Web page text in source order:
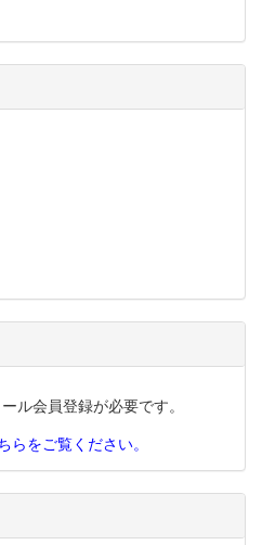
ル会員登録が必要です。
らをご覧ください。